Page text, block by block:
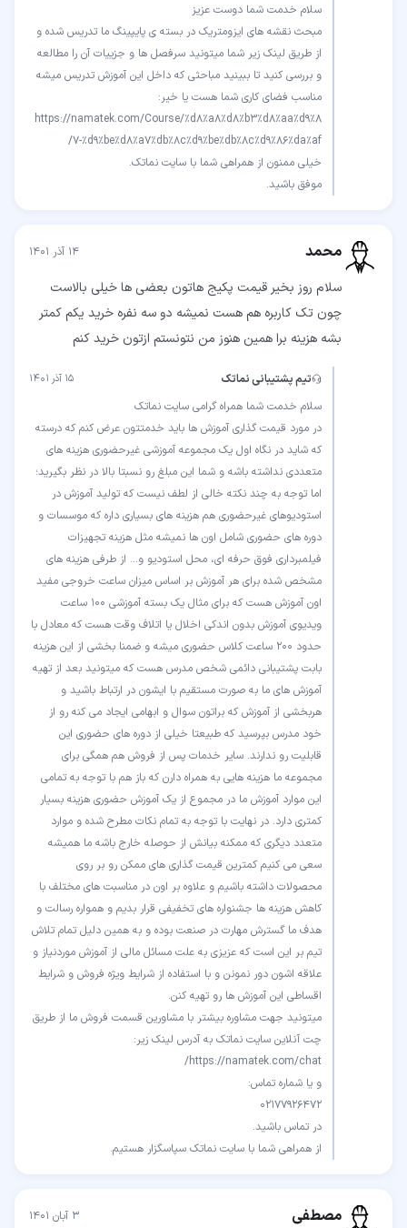
مبحث نقشه های ایزومتریک در بسته ی پایپینگ ما تدریس شده و
از طریق لینک زیر شما میتونید سرفصل ها و جزییات آن را مطالعه
و بررسی کنید تا ببینید مباحثی که داخل این آموزش تدریس میشه
https://namatek.com/Course/%d8%a8%d8%b3%d8%aa%d9%8
موفق باشید.
محمد ۱۴ آذر ۱۴۰۱
سلام روز بخیر قیمت پکیج هاتون بعضی ها خیلی بالاست
چون تک کاربره هم هست نمیشه دو سه نفره خرید یکم کمتر
بشه هزینه برا همین هنوز من نتونستم ازتون خرید کنم
تیم پشتیبانی نماتک ۱۵ آذر ۱۴۰۱
در مورد قیمت گذاری آموزش ها باید خدمتتون عرض کنم که درسته
که شاید در نگاه اول یک مجموعه آموزشی غیرحضوری هزینه های
متعددی نداشته باشه و شما این مبلغ رو نسبتا بالا در نظر بگیرید؛
اما توجه به چند نکته خالی از لطف نیست که تولید آموزش در
استودیوهای غیرحضوری هم هزینه های بسیاری داره که موسسات و
دوره های حضوری شامل اون ها نمیشه مثل هزینه تجهیزات
فیلمبرداری فوق حرفه ای، محل استودیو و... از طرفی هزینه های
مشخص شده برای هر آموزش بر اساس میزان ساعت خروجی مفید
اون آموزش هست که برای مثال یک بسته آموزشی 100 ساعت
ویدیوی آموزش بدون اندکی اخلال یا اتلاف وقت هست که معادل با
حدود 200 ساعت کلاس حضوری میشه و ضمنا بخشی از این هزینه
بابت پشتیبانی دائمی شخص مدرس هست که میتونید بعد از تهیه
آموزش های ما به صورت مستقیم با ایشون در ارتباط باشید و
هربخشی از آموزش که براتون سوال و ابهامی ایجاد می کنه رو از
خود مدرس بپرسید که طبیعتا خیلی از دوره های حضوری این
قابلیت رو ندارند. سایر خدمات پس از فروش هم همگی برای
مجموعه ما هزینه هایی به همراه دارن که باز هم با توجه به تمامی
این موارد آموزش ما در مجموع از یک آموزش حضوری هزینه بسیار
کمتری دارد. در نهایت با توجه به تمام نکات مطرح شده و موارد
متعدد دیگری که ممکنه بیانش از حوصله خارج باشه ما همیشه
سعی می کنیم کمترین قیمت گذاری های ممکن رو بر روی
محصولات داشته باشیم و علاوه بر اون در مناسبت های مختلف با
کاهش هزینه ها جشنواره های تخفیفی قرار بدیم و همواره رسالت و
هدف ما گسترش مهارت در صنعت بوده و به همین دلیل تمام تلاش
تیم بر این است که عزیزی به علت مسائل مالی از آموزش موردنیاز و
علاقه اشون دور نمونن و با استفاده از شرایط ویژه فروش و شرایط
میتونید جهت مشاوره بیشتر با مشاورین قسمت فروش ما از طریق
از همراهی شما با سایت نماتک سپاسگزار هستیم.
مصطفی ۳ آبان ۱۴۰۱